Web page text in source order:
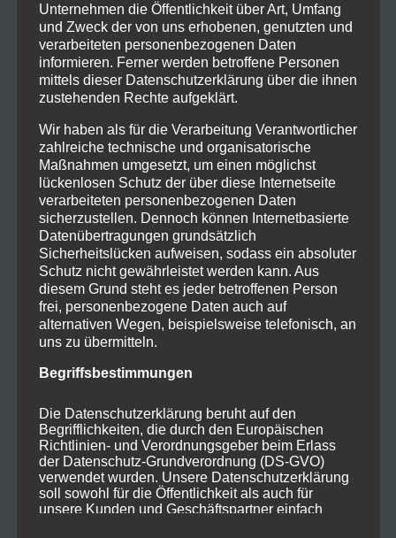
Vihuela-Musik aus der Shakespeare-Zeit
Kostüme
Textbearbeitung und Regie
Unternehmen die Öffentlichkeit über Art, Umfang
und Zweck der von uns erhobenen, genutzten und
verarbeiteten personenbezogenen Daten
informieren. Ferner werden betroffene Personen
mittels dieser Datenschutzerklärung über die ihnen
zustehenden Rechte aufgeklärt.
Wir haben als für die Verarbeitung Verantwortlicher
zahlreiche technische und organisatorische
Maßnahmen umgesetzt, um einen möglichst
lückenlosen Schutz der über diese Internetseite
verarbeiteten personenbezogenen Daten
sicherzustellen. Dennoch können Internetbasierte
Datenübertragungen grundsätzlich
Sicherheitslücken aufweisen, sodass ein absoluter
Schutz nicht gewährleistet werden kann. Aus
diesem Grund steht es jeder betroffenen Person
frei, personenbezogene Daten auch auf
alternativen Wegen, beispielsweise telefonisch, an
uns zu übermitteln.
Begriffsbestimmungen
Die Datenschutzerklärung beruht auf den
Begrifflichkeiten, die durch den Europäischen
Richtlinien- und Verordnungsgeber beim Erlass
der Datenschutz-Grundverordnung (DS-GVO)
verwendet wurden. Unsere Datenschutzerklärung
soll sowohl für die Öffentlichkeit als auch für
unsere Kunden und Geschäftspartner einfach